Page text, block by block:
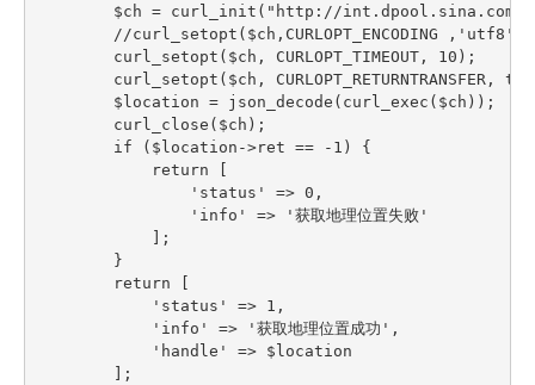
$ch = curl_init("http://
//curl_setopt($ch,CURLOPT_ENCODING
        curl_setopt($ch, CURLOPT_TIMEOUT, 10);
curl_setopt($ch, CURLOPT_RETURNTRANSFER,
        $location = json_decode(curl_exec($ch));
        curl_close($ch);
        if ($location->ret == -1) {
            return [
                'status' => 0,
                'info' => '获取地理位置失败'
            ];
        }
        return [
            'status' => 1,
            'info' => '获取地理位置成功',
            'handle' => $location
        ];